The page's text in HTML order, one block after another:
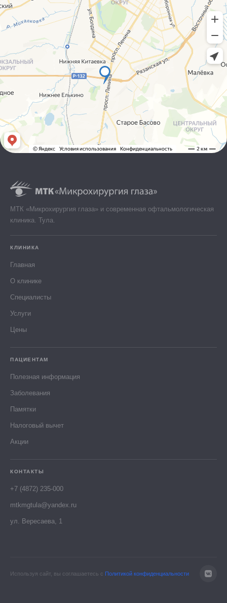
МТК «Микрохирургия глаза» и современная офтальмологическая
клиника. Тула.
КЛИНИКА
Главная
О клинике
Специалисты
Услуги
Цены
ПАЦИЕНТАМ
Полезная информация
Заболевания
Памятки
Налоговый вычет
Акции
КОНТАКТЫ
+7 (4872) 235-000
mtkmgtula@yandex.ru
ул. Вересаева, 1
Используя сайт, вы соглашаетесь с Политикой конфиденциальности